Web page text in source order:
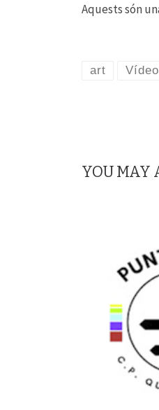
Aquests són
art
YOU MAY